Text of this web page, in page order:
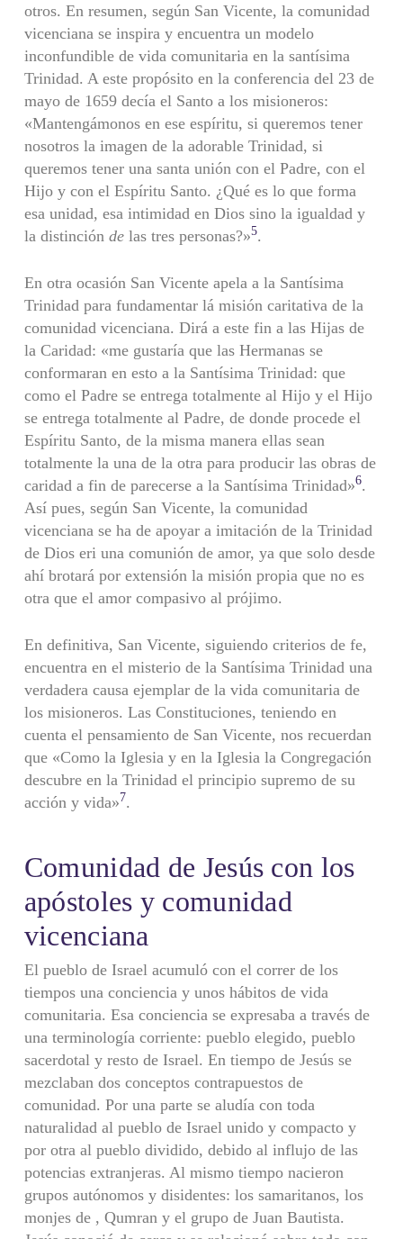
otros. En resumen, según San Vicente, la comunidad
vicenciana se inspira y encuentra un modelo
inconfundible de vida comunitaria en la santísima
Trinidad. A este propósito en la conferencia del 23 de
mayo de 1659 decía el Santo a los misioneros:
«Mantengámonos en ese espíritu, si queremos tener
nosotros la imagen de la adorable Trinidad, si
queremos tener una santa unión con el Padre, con el
Hijo y con el Espíritu Santo. ¿Qué es lo que forma
esa unidad, esa intimidad en Dios sino la igualdad y
la distinción de las tres personas?»5.
En otra ocasión San Vicente apela a la Santísima
Trinidad para fundamentar lá misión caritativa de la
comunidad vicenciana. Dirá a este fin a las Hijas de
la Caridad: «me gustaría que las Hermanas se
conformaran en esto a la Santísima Trinidad: que
como el Padre se entrega totalmente al Hijo y el Hijo
se entrega totalmente al Padre, de donde procede el
Espíritu Santo, de la misma manera ellas sean
totalmente la una de la otra para producir las obras de
caridad a fin de parecerse a la Santísima Trinidad»6.
Así pues, según San Vicente, la comunidad
vicenciana se ha de apoyar a imitación de la Trinidad
de Dios eri una comunión de amor, ya que solo desde
ahí brotará por extensión la misión propia que no es
otra que el amor compasivo al prójimo.
En definitiva, San Vicente, siguiendo criterios de fe,
encuentra en el misterio de la Santísima Trinidad una
verdadera causa ejemplar de la vida comunitaria de
los misioneros. Las Constituciones, teniendo en
cuenta el pensamiento de San Vicente, nos recuerdan
que «Como la Iglesia y en la Iglesia la Congregación
descubre en la Trinidad el principio supremo de su
acción y vida»7.
Comunidad de Jesús con los
apóstoles y comunidad
vicenciana
El pueblo de Israel acumuló con el correr de los
tiempos una conciencia y unos hábitos de vida
comunitaria. Esa conciencia se expresaba a través de
una terminología corriente: pueblo elegido, pueblo
sacerdotal y resto de Israel. En tiempo de Jesús se
mezclaban dos conceptos contrapuestos de
comunidad. Por una parte se aludía con toda
naturalidad al pueblo de Israel unido y compacto y
por otra al pueblo dividido, debido al influjo de las
potencias extranjeras. Al mismo tiempo nacieron
grupos autónomos y disidentes: los samaritanos, los
monjes de , Qumran y el grupo de Juan Bautista.